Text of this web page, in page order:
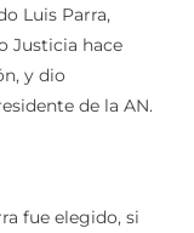
hace
y dio
de la AN.
obtuvo, pues